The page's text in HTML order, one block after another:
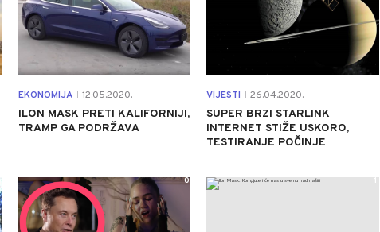
EKONOMIJA 12.05.2020.
ILON MASK PRETI KALIFORNIJI,
TRAMP GA PODRŽAVA
VIJESTI 26.04.2020.
SUPER BRZI STARLINK
INTERNET STIŽE USKORO,
TESTIRANJE POČINJE
0 1